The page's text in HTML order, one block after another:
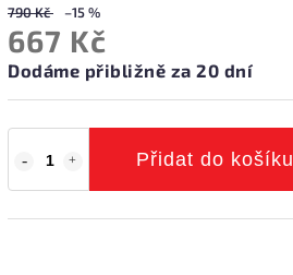
790 Kč –15 %
667 Kč
Dodáme přibližně za 20 dní
Přidat do košíku